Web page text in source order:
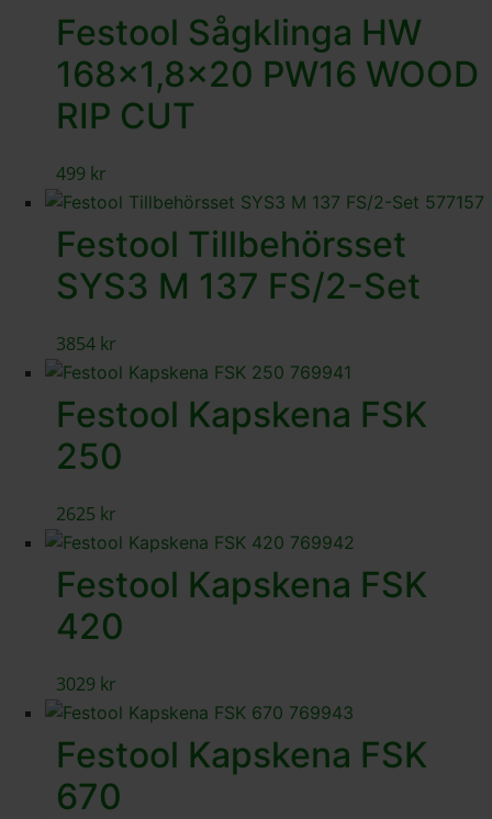
Festool Sågklinga HW
168×1,8×20 PW16 WOOD
RIP CUT
499 kr
Festool Tillbehörsset
SYS3 M 137 FS/2-Set
3854 kr
Festool Kapskena FSK
250
2625 kr
Festool Kapskena FSK
420
3029 kr
Festool Kapskena FSK
670